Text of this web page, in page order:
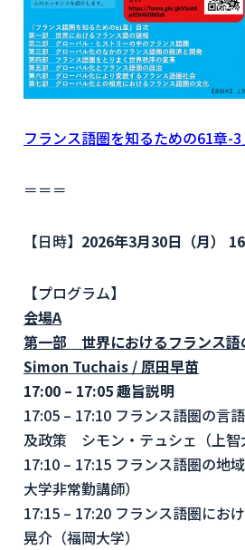
フランス語圏を知るための61章-
＝＝＝
【日時】 2026年3月30日（月）
【プログラム】
会場A
第一部 世界におけるフランス
Simon Tuchais /原田早苗
17:00 – 17:05趣旨説明
17:05 – 17:10 フランス語圏の言
及政策 シモン・テュシェ（上智
17:10 – 17:15 フランス語圏の地
大学非常勤講師）
17:15 – 17:20 フランス語圏にお
晃介（福岡大学）